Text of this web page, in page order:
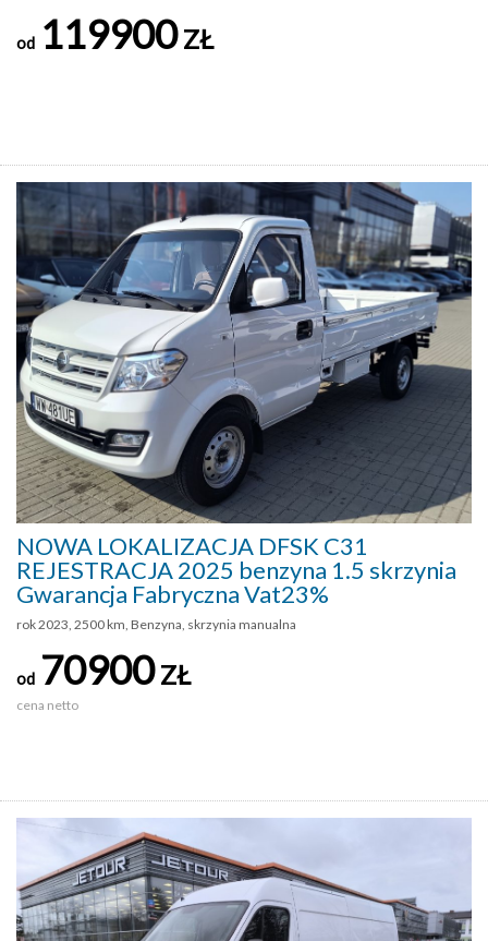
od 119900ZŁ
NOWA LOKALIZACJA DFSK C31
REJESTRACJA 2025 benzyna 1.5 skrzynia
Gwarancja Fabryczna Vat23%
rok 2023, 2500 km, Benzyna, skrzynia manualna
od 70900ZŁ
cena netto